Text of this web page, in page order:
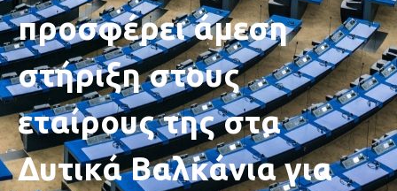
προσφέρει άμεση
στήριξη στους
εταίρους της στα
Δυτικά Βαλκάνια για